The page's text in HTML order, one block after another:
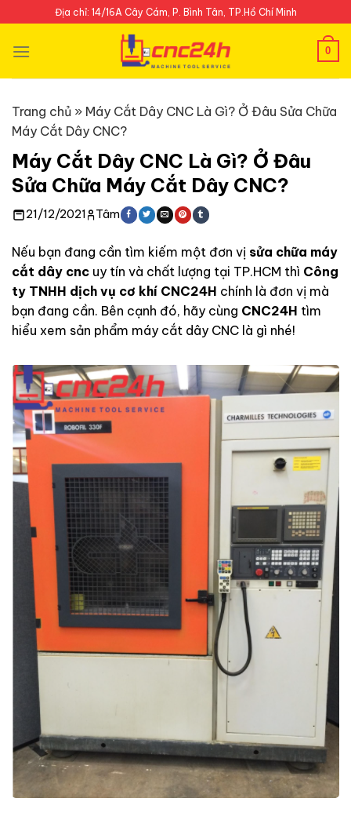
to
content
Địa chỉ: 14/16A Cây Cám, P. Bình Tân, TP.Hồ Chí Minh
0
Trang chủ » Máy Cắt Dây CNC Là Gì? Ở Đâu Sửa Chữa
Máy Cắt Dây CNC?
Máy Cắt Dây CNC Là Gì? Ở Đâu
Sửa Chữa Máy Cắt Dây CNC?
21/12/2021 Tâm
Nếu bạn đang cần tìm kiếm một đơn vị sửa chữa máy
cắt dây cnc uy tín và chất lượng tại TP.HCM thì Công
ty TNHH dịch vụ cơ khí CNC24H chính là đơn vị mà
bạn đang cần. Bên cạnh đó, hãy cùng CNC24H tìm
hiểu xem sản phẩm máy cắt dây CNC là gì nhé!